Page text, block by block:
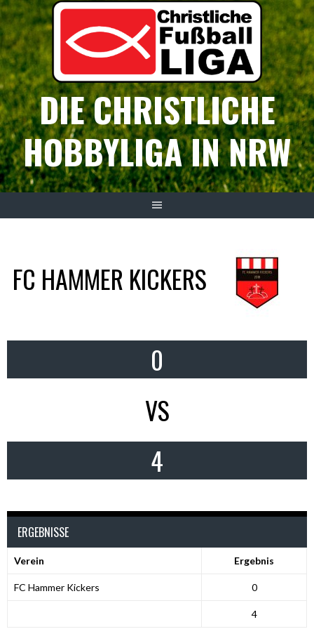
Springe
zum
Inhalt
DIE CHRISTLICHE
HOBBYLIGA IN NRW
FC HAMMER KICKERS
0
VS
4
ERGEBNISSE
Verein Ergebnis
FC Hammer Kickers 0
4